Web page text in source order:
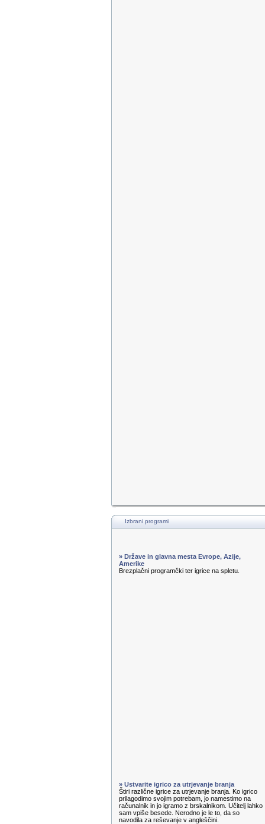
Izbrani programi
» Države in glavna mesta Evrope, Azije,
Amerike
Brezplačni programčki ter igrice na spletu.
» Ustvarite igrico za utrjevanje branja
Štiri različne igrice za utrjevanje branja. Ko igrico
prilagodimo svojim potrebam, jo namestimo na
računalnik in jo igramo z brskalnikom. Učitelj lahko
sam vpiše besede. Nerodno je le to, da so
navodila za reševanje v angleščini.